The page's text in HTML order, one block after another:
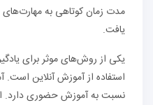
مدت زمان کوتاهی به مهارت‌های
یافت.
یکی از روش‌های موثر برای
استفاده از آموزش آنلاین است.
نسبت به آموزش حضوری دارد.